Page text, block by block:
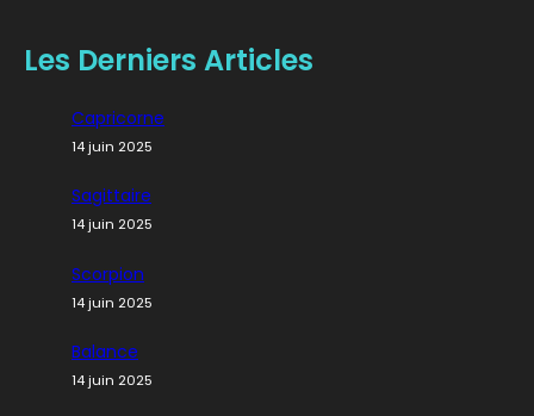
Les Derniers Articles
Capricorne
14 juin 2025
Sagittaire
14 juin 2025
Scorpion
14 juin 2025
Balance
14 juin 2025